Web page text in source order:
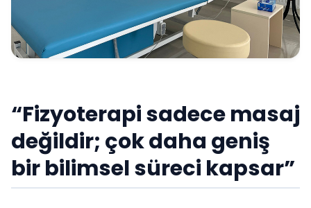
“Fizyoterapi sadece masaj
değildir; çok daha geniş
bir bilimsel süreci kapsar”